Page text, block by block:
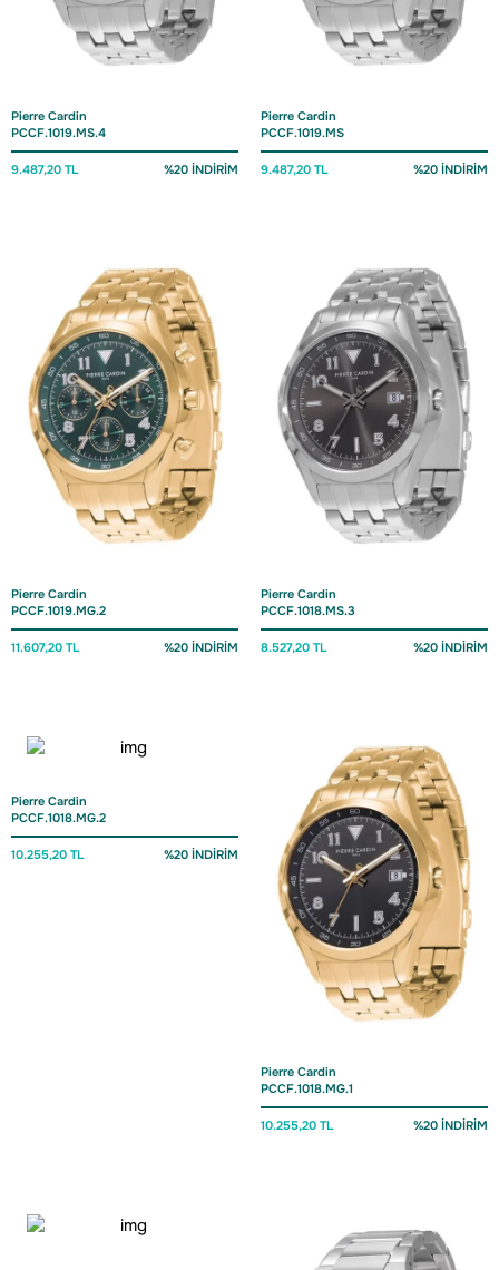
Pierre Cardin
PCCF.1019.MS.4
9.487,20 TL %20 İNDİRİM
Pierre Cardin
PCCF.1019.MS
9.487,20 TL %20 İNDİRİM
Pierre Cardin
PCCF.1019.MG.2
11.607,20 TL %20 İNDİRİM
Pierre Cardin
PCCF.1018.MS.3
8.527,20 TL %20 İNDİRİM
Pierre Cardin
PCCF.1018.MG.2
10.255,20 TL %20 İNDİRİM
Pierre Cardin
PCCF.1018.MG.1
10.255,20 TL %20 İNDİRİM